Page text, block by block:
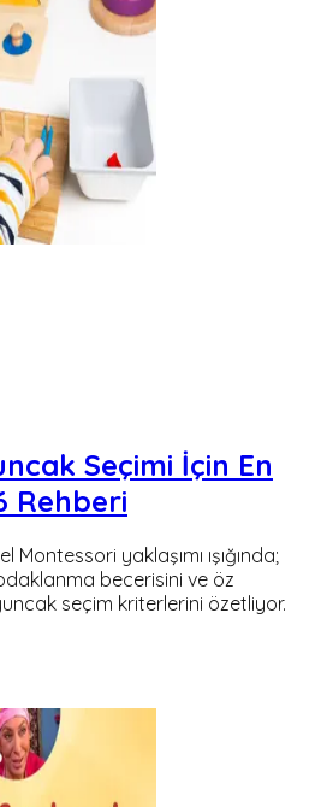
Seçimi İçin En
Rehberi
Montessori yaklaşımı ışığında;
odaklanma becerisini ve öz
seçim kriterlerini özetliyor.